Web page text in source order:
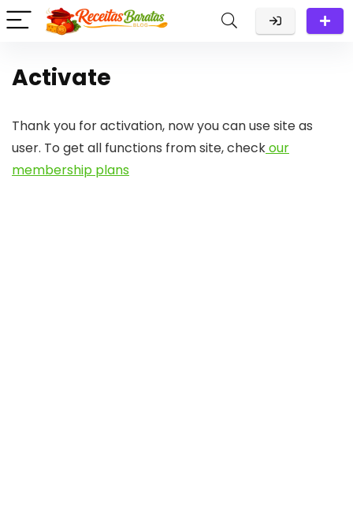
Activate
Thank you for activation, now you can use site as
user. To get all functions from site, checkour
membership plans